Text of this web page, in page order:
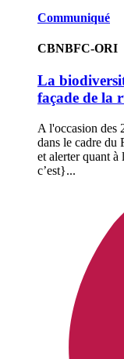
Communiqué
CBNBFC-ORI
La
façade de la
A l'occasion des
dans le cadre du
et alerter quant
c’est}...